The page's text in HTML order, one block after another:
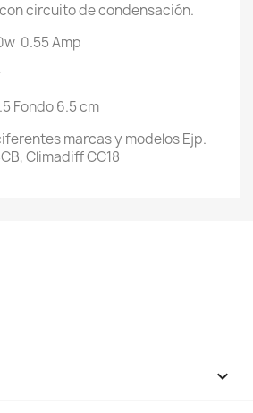
circuito de condensación.
0.55 Amp
Fondo 6.5 cm
marcas y modelos Ejp.
Climadiff CC18
